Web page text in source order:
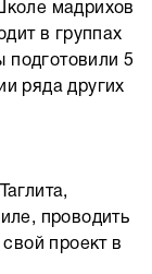
мадрихов
в группах
подготовили 5
ряда других
проводить
проект в